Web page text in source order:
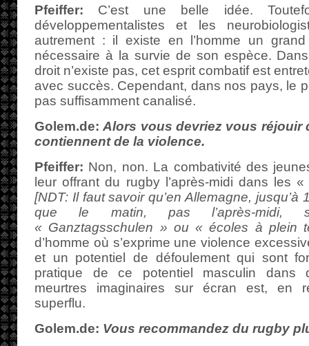
Pfeiffer: C’est une belle idée.
développementalistes et les
autrement : il existe en l’homme un grand
nécessaire à la survie de son espèce.
droit n’existe pas, cet esprit combatif est
avec succès. Cependant, dans nos pays, le
pas suffisamment canalisé.
Golem.de:Alors vous devriez vous réjouir
contiennent de la violence.
Pfeiffer: Non, non. La combativité des
leur offrant du rugby l’après-midi dans les
[NDT: Il faut savoir qu’en Allemagne, jusqu’à
que le matin, pas l’après-midi,
« Ganztagsschulen » ou « écoles à plein
d’homme où s’exprime une violence
et un potentiel de défoulement qui sont
pratique de ce potentiel masculin dans
meurtres imaginaires sur écran est, en
superflu.
Golem.de: Vous recommandez du rugby